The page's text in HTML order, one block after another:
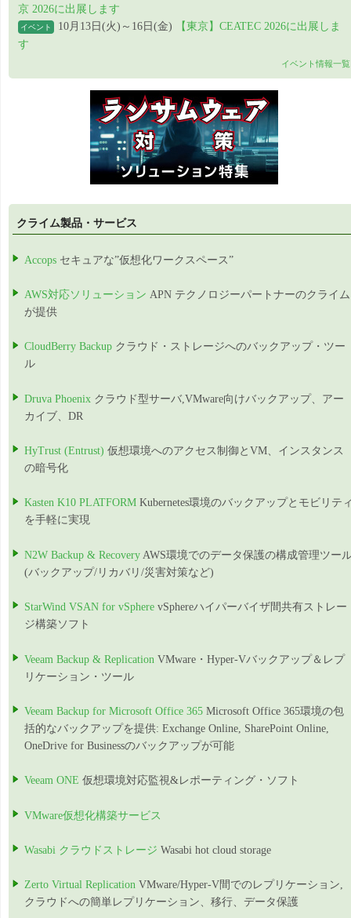
京 2026に出展します
イベント 10月13日(火)～16日(金)
【東京】CEATEC 2026に出展しま
す
イベント情報一覧
クライム製品・サービス
Accops セキュアな”仮想化ワークスペース”
AWS対応ソリューション APN テクノロジーパートナーのクライム
が提供
CloudBerry Backup クラウド・ストレージへのバックアップ・ツー
ル
Druva Phoenix クラウド型サーバ,VMware向けバックアップ、アー
カイブ、DR
HyTrust (Entrust) 仮想環境へのアクセス制御とVM、インスタンス
の暗号化
Kasten K10 PLATFORM Kubernetes環境のバックアップとモビリテ
を手軽に実現
N2W Backup & Recovery AWS環境でのデータ保護の構成管理ツー
(バックアップ/リカバリ/災害対策など)
StarWind VSAN for vSphere vSphereハイパーバイザ間共有ストレー
ジ構築ソフト
Veeam Backup & Replication VMware・Hyper-Vバックアップ＆レプ
リケーション・ツール
Veeam Backup for Microsoft Office 365 Microsoft Office 365環境の包
括的なバックアップを提供: Exchange Online, SharePoint Online,
OneDrive for Businessのバックアップが可能
Veeam ONE 仮想環境対応監視&レポーティング・ソフト
VMware仮想化構築サービス
Wasabi クラウドストレージ Wasabi hot cloud storage
Zerto Virtual Replication VMware/Hyper-V間でのレプリケーション,
クラウドへの簡単レプリケーション、移行、データ保護